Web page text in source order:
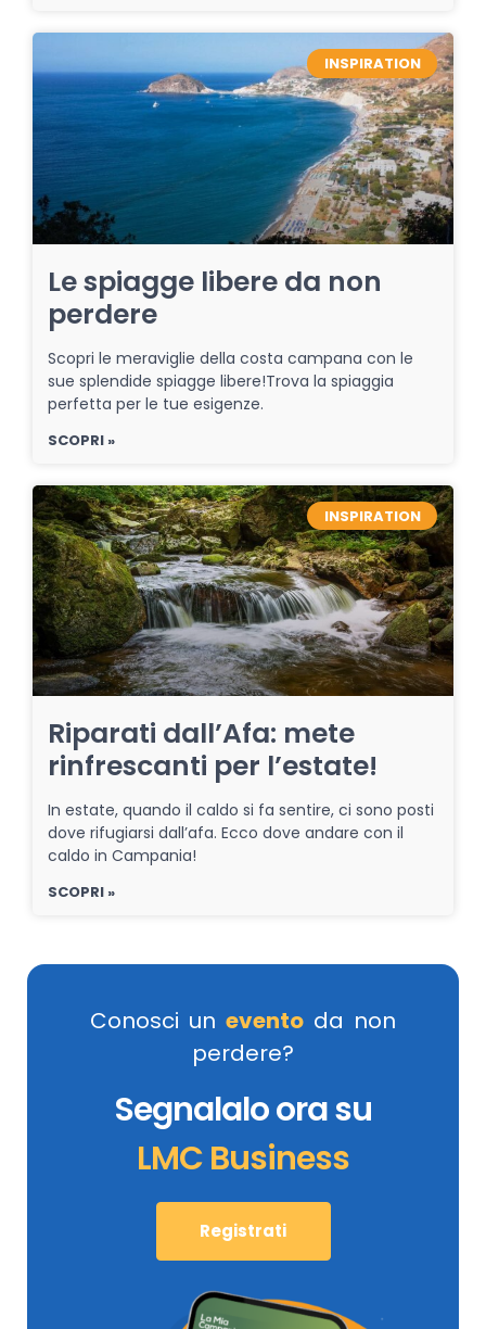
INSPIRATION
Le spiagge libere da non
perdere
Scopri le meraviglie della costa campana con le
sue splendide spiagge libere!Trova la spiaggia
perfetta per le tue esigenze.
SCOPRI »
INSPIRATION
Riparati dall’Afa: mete
rinfrescanti per l’estate!
In estate, quando il caldo si fa sentire, ci sono posti
dove rifugiarsi dall’afa. Ecco dove andare con il
caldo in Campania!
SCOPRI »
Conosci un evento da non
perdere?
Segnalalo ora su
LMC Business
Registrati